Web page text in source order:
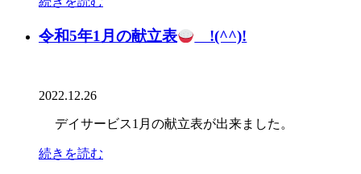
令和5年1月の献立表 !(^^)!
2022.12.26
デイサービス1月の献立表が出来ました。
続きを読む